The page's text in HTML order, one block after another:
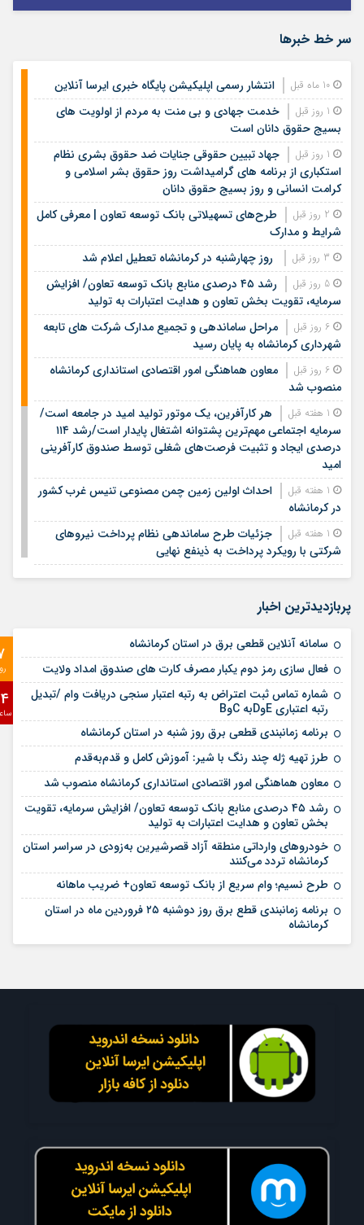
سر خط خبرها
انتشار رسمی اپلیکیشن پایگاه خبری ایرسا آنلاین
خدمت جهادی و بی منت به مردم از اولویت های
بسیج حقوق دانان است
جهاد تبیین حقوقی جنایات ضد حقوق بشری نظام
استکباری از برنامه های گرامیداشت روز حقوق بشر اسلامی و
کرامت انسانی و روز بسیج حقوق دانان
طرح‌های تسهیلاتی بانک توسعه تعاون | معرفی کامل
شرایط و مدارک
روز چهارشنبه در کرمانشاه تعطیل اعلام شد
رشد ۴۵ درصدی منابع بانک توسعه تعاون/ افزایش
سرمایه، تقویت بخش تعاون و هدایت اعتبارات به تولید
مراحل ساماندهی و تجمیع مدارک شرکت های تابعه
شهرداری کرمانشاه به پایان رسید
معاون هماهنگی امور اقتصادی استانداری کرمانشاه
منصوب شد
هر کارآفرین، یک موتور تولید امید در جامعه است/
سرمایه اجتماعی مهم‌ترین پشتوانه اشتغال پایدار است/رشد ۱۱۴
درصدی ایجاد و تثبیت فرصت‌های شغلی توسط صندوق کارآفرینی
امید
احداث اولین زمین چمن مصنوعی تنیس غرب کشور
در کرمانشاه
جزئیات طرح ساماندهی نظام پرداخت نیروهای
شرکتی با رویکرد پرداخت به ذینفع نهایی
1 هفته قبل
معابر کرمانشاه به ۵۰۰ هزار تن آسفالت‌ نیاز دارد/
2 هفته قبل
دکتر محسن ضیائی، مدیرعامل صندوق کارآفرینی
امید، تفاهم‌نامه یک همتی توسعه تولید و اشتغال استان اردبیل را
امضا کرد
2 هفته قبل حملۀ آمریکا به حوالی شهرستان اسلام‌آباد غرب
قدردانی شهردار کرمانشاه از نماینده ولی فقیه در
استان و امام جمعه کرمانشاه به واسطه حمایت از مدیریت شهری
2 هفته قبل
آغاز به کار سامانه هوشمند پرداخت الکترونیک در
ناوگان حمل و نقل عمومی شهرداری کرمانشاه
پربازدیدترین اخبار
سامانه آنلاین قطعی برق در استان کرمانشاه
فعال سازی رمز دوم یکبار مصرف کارت های صندوق امداد ولایت
شماره تماس ثبت اعتراض به رتبه اعتبار سنجی دریافت وام /تبدیل
رتبه اعتباری EوDبه CوB
برنامه زمانبندی قطعی برق روز شنبه در استان کرمانشاه
طرز تهیه ژله چند رنگ با شیر: آموزش کامل و قدم‌به‌قدم
معاون هماهنگی امور اقتصادی استانداری کرمانشاه منصوب شد
رشد ۴۵ درصدی منابع بانک توسعه تعاون/ افزایش سرمایه، تقویت
بخش تعاون و هدایت اعتبارات به تولید
خودروهای وارداتی منطقه آزاد قصرشیرین به‌زودی در سراسر استان
کرمانشاه تردد می‌کنند
طرح نسیم؛ وام سریع از بانک توسعه تعاون+ ضریب ماهانه
برنامه زمانبندی قطع برق روز دوشنبه ۲۵ فروردین ماه در استان
کرمانشاه